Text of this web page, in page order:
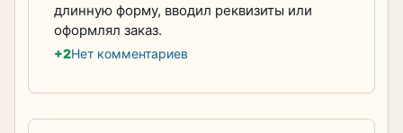
длинную форму, вводил реквизиты или
оформлял заказ.
+2Нет комментариев